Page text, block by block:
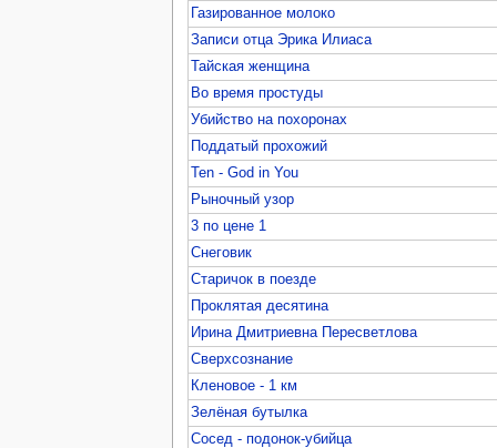
Газированное молоко
Записи отца Эрика Илиаса
Тайская женщина
Во время простуды
Убийство на похоронах
Поддатый прохожий
Ten - God in You
Рыночный узор
3 по цене 1
Снеговик
Старичок в поезде
Проклятая десятина
Ирина Дмитриевна Пересветлова
Сверхсознание
Кленовое - 1 км
Зелёная бутылка
Сосед - подонок-убийца